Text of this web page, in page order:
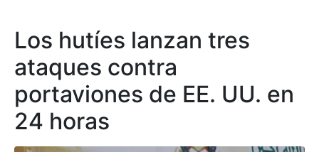
Los hutíes lanzan tres
ataques contra
portaviones de EE. UU. en
24 horas